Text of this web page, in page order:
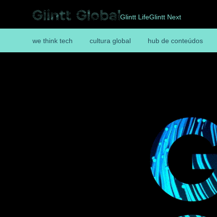
Glintt LifeGlintt Next
we think tech cultura global hub de conteúdos